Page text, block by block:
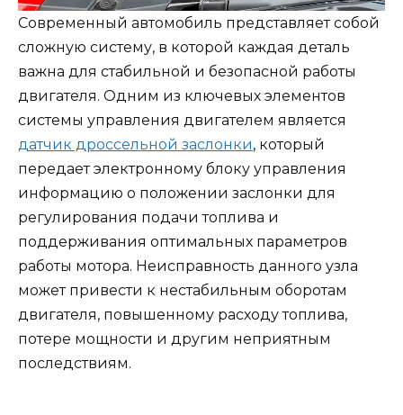
Современный автомобиль представляет собой
сложную систему, в которой каждая деталь
важна для стабильной и безопасной работы
двигателя. Одним из ключевых элементов
системы управления двигателем является
датчик дроссельной заслонки, который
передает электронному блоку управления
информацию о положении заслонки для
регулирования подачи топлива и
поддерживания оптимальных параметров
работы мотора. Неисправность данного узла
может привести к нестабильным оборотам
двигателя, повышенному расходу топлива,
потере мощности и другим неприятным
последствиям.